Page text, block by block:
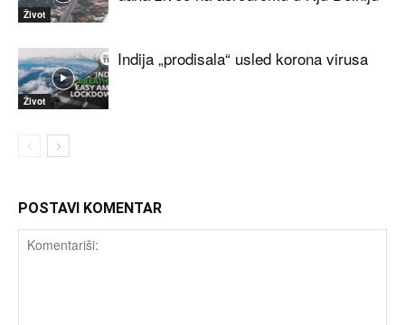
Život
Život
Indija „prodisala“ usled korona virusa
POSTAVI KOMENTAR